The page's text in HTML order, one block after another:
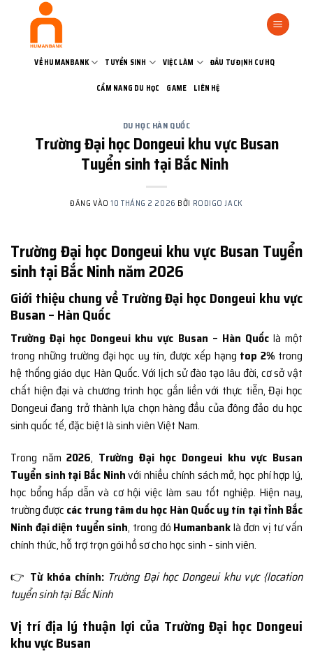
VỀ HUMANBANK TUYỂN SINH VIỆC LÀM ĐẦU TƯ ĐỊNH CƯ HQ
CẨM NANG DU HỌC GAME LIÊN HỆ
DU HỌC HÀN QUỐC
Trường Đại học Dongeui khu vực Busan
Tuyển sinh tại Bắc Ninh
ĐĂNG VÀO10 THÁNG 2 2026 BỞI RODIGO JACK
Trường Đại học Dongeui khu vực Busan Tuyển
sinh tại Bắc Ninh năm 2026
Giới thiệu chung về Trường Đại học Dongeui khu vực
Busan – Hàn Quốc
Trường Đại học Dongeui khu vực Busan – Hàn Quốclà một
trong những trường đại học uy tín, được xếp hạng top 2% trong
hệ thống giáo dục Hàn Quốc. Với lịch sử đào tạo lâu đời, cơ sở vật
chất hiện đại và chương trình học gắn liền với thực tiễn, Đại học
Dongeui đang trở thành lựa chọn hàng đầu của đông đảo du học
sinh quốc tế, đặc biệt là sinh viên Việt Nam.
Trong năm2026, Trường Đại học Dongeui khu vực Busan
Tuyển sinh tại Bắc Ninhvới nhiều chính sách mở, học phí hợp lý,
học bổng hấp dẫn và cơ hội việc làm sau tốt nghiệp. Hiện nay,
trường được các trung tâm du học Hàn Quốc uy tín tại tỉnh Bắc
Ninh đại diện tuyển sinh, trong đó Humanbanklà đơn vị tư vấn
chính thức, hỗ trợ trọn gói hồ sơ cho học sinh – sinh viên.
👉 Từ khóa chính: Trường Đại học Dongeui khu vực {location
tuyển sinh tại Bắc Ninh
Vị trí địa lý thuận lợi của Trường Đại học Dongeui
khu vực Busan